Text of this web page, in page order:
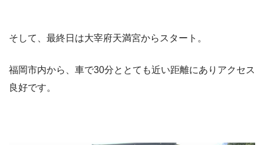
そして、最終日は大宰府天満宮からスタート。
福岡市内から、車で30分ととても近い距離にありアクセス
良好です。